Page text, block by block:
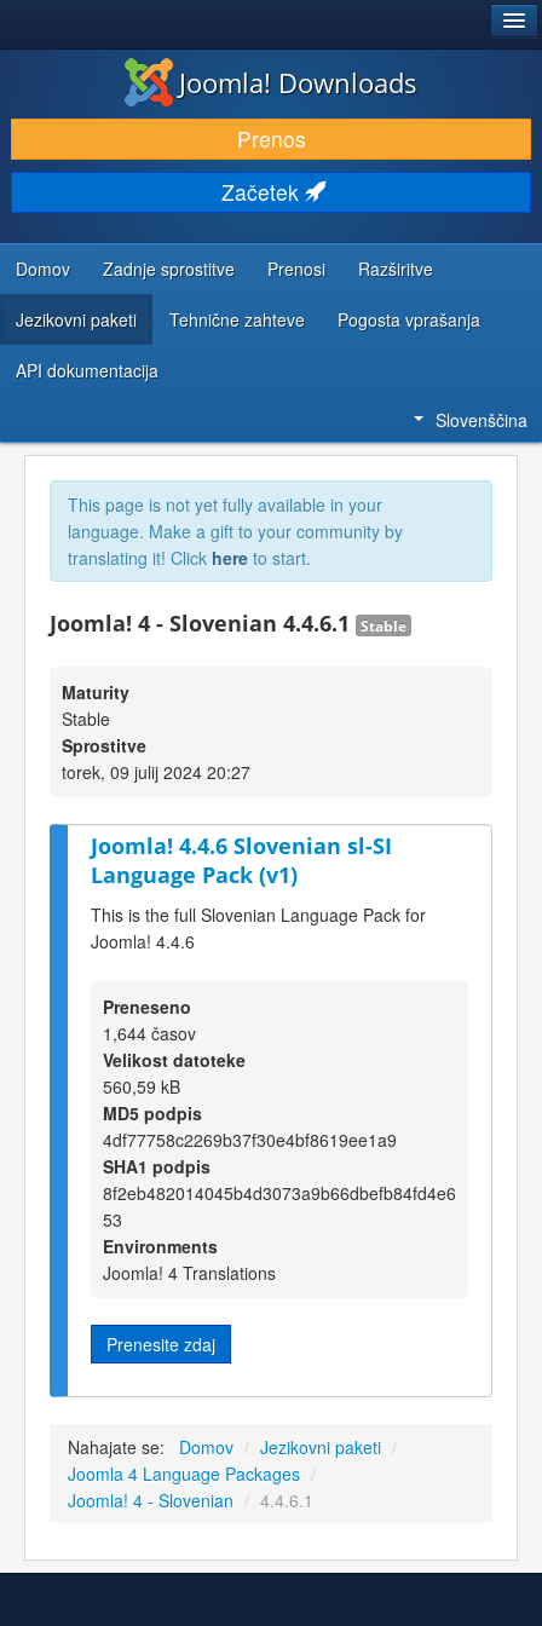
PRENESI IN RAZŠIRI
ODKRIJTE & IZVEJTE
SKUPNOST IN PODPORA
VIRI ZA RAZVIJALCE
Joomla! Downloads
Prenos
Začetek
Domov Zadnje sprostitve Prenosi Razširitve
Jezikovni paketi Tehnične zahteve Pogosta vprašanja
API dokumentacija
Slovenščina
This page is not yet fully available in your
language. Make a gift to your community by
translating it! Click here to start.
Joomla! 4 - Slovenian 4.4.6.1 Stable
Maturity
Stable
Sprostitve
torek, 09 julij 2024 20:27
Joomla! 4.4.6 Slovenian sl-SI
Language Pack (v1)
This is the full Slovenian Language Pack for
Joomla! 4.4.6
Preneseno
1,644 časov
Velikost datoteke
560,59 kB
MD5 podpis
4df77758c2269b37f30e4bf8619ee1a9
SHA1 podpis
8f2eb482014045b4d3073a9b66dbefb84fd4e6
53
Environments
Joomla! 4 Translations
Prenesite zdaj
Nahajate se: Domov / Jezikovni paketi /
Joomla 4 Language Packages /
Joomla! 4 - Slovenian / 4.4.6.1